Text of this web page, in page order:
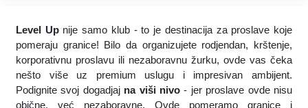
Level Upnije samo klub - to je destinacija za proslave koje
pomeraju granice! Bilo da organizujete rodjendan, krštenje,
korporativnu proslavu ili nezaboravnu žurku, ovde vas čeka
nešto više uz premium uslugu i impresivan ambijent.
Podignite svoj dogadjajna viši nivo - jer proslave ovde nisu
obične, već nezaboravne. Ovde pomeramo granice i